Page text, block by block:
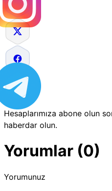
Hesaplarımıza abone olun
haberdar olun.
Yorumlar (0)
Yorumunuz